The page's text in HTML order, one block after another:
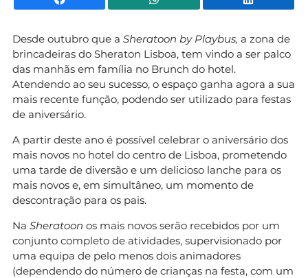
Desde outubro que a Sheratoon by Playbus, a zona de
brincadeiras do Sheraton Lisboa, tem vindo a ser palco
das manhãs em família no Brunch do hotel.
Atendendo ao seu sucesso, o espaço ganha agora a sua
mais recente função, podendo ser utilizado para festas
de aniversário.
A partir deste ano é possível celebrar o aniversário dos
mais novos no hotel do centro de Lisboa, prometendo
uma tarde de diversão e um delicioso lanche para os
mais novos e, em simultâneo, um momento de
descontração para os pais.
Na Sheratoon os mais novos serão recebidos por um
conjunto completo de atividades, supervisionado por
uma equipa de pelo menos dois animadores
(dependendo do número de crianças na festa, com um